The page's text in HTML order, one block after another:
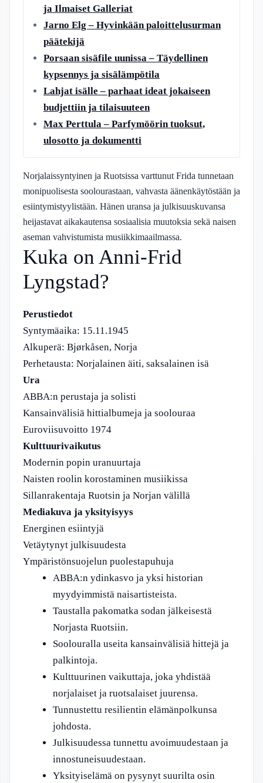
ja Ilmaiset Galleriat
Jarno Elg – Hyvinkään paloittelusurman
päätekijä
Porsaan sisäfile uunissa – Täydellinen
kypsennys ja sisälämpötila
Lahjat isälle – parhaat ideat jokaiseen
budjettiin ja tilaisuuteen
Max Perttula – Parfymöörin tuoksut,
ulosotto ja dokumentti
Norjalaissyntyinen ja Ruotsissa varttunut Frida tunnetaan
monipuolisesta soolourastaan, vahvasta äänenkäytöstään ja
esiintymistyylistään. Hänen uransa ja julkisuuskuvansa
heijastavat aikakautensa sosiaalisia muutoksia sekä naisen
aseman vahvistumista musiikkimaailmassa.
Kuka on Anni-Frid
Lyngstad?
Perustiedot
Syntymäaika: 15.11.1945
Alkuperä: Bjørkåsen, Norja
Perhetausta: Norjalainen äiti, saksalainen isä
Ura
ABBA:n perustaja ja solisti
Kansainvälisiä hittialbumeja ja soolouraa
Euroviisuvoitto 1974
Kulttuurivaikutus
Modernin popin uranuurtaja
Naisten roolin korostaminen musiikissa
Sillanrakentaja Ruotsin ja Norjan välillä
Mediakuva ja yksityisyys
Energinen esiintyjä
Vetäytynyt julkisuudesta
Ympäristönsuojelun puolestapuhuja
ABBA:n ydinkasvo ja yksi historian
myydyimmistä naisartisteista.
Taustalla pakomatka sodan jälkeisestä
Norjasta Ruotsiin.
Soolouralla useita kansainvälisiä hittejä ja
palkintoja.
Kulttuurinen vaikuttaja, joka yhdistää
norjalaiset ja ruotsalaiset juurensa.
Tunnustettu resilientin elämänpolkunsa
johdosta.
Julkisuudessa tunnettu avoimuudestaan ja
innostuneisuudestaan.
Yksityiselämä on pysynyt suurilta osin